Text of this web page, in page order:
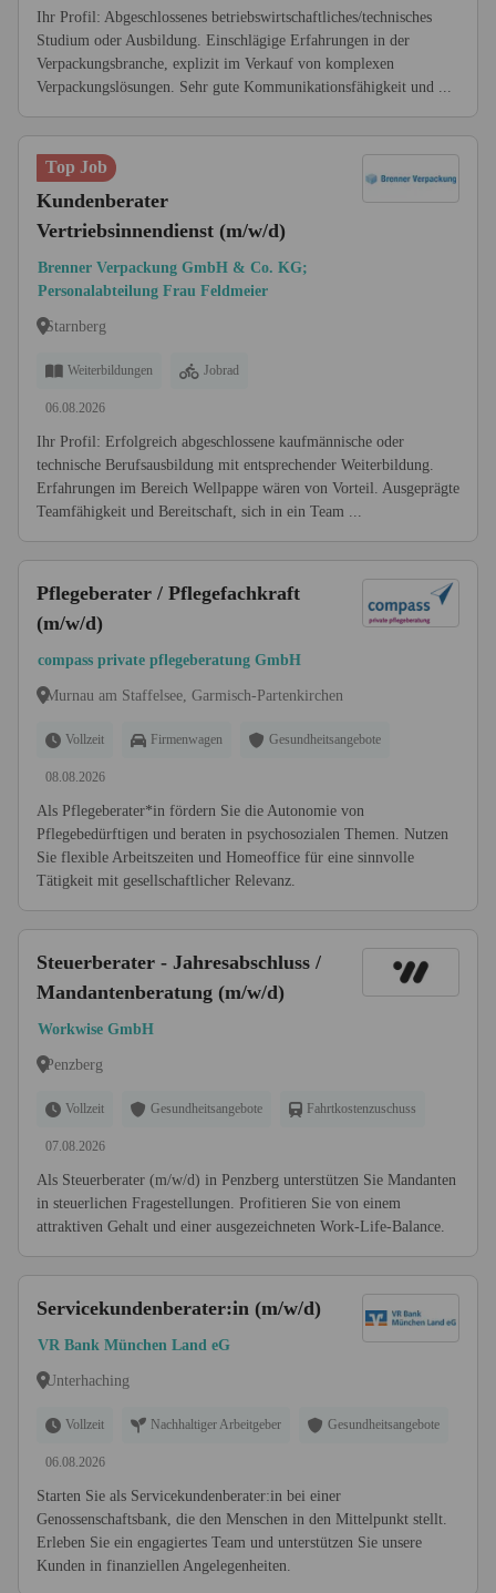
Ihr Profil: Abgeschlossenes betriebswirtschaftliches/technisches
Studium oder Ausbildung. Einschlägige Erfahrungen in der
Verpackungsbranche, explizit im Verkauf von komplexen
Verpackungslösungen. Sehr gute Kommunikationsfähigkeit und ...
Top Job
Kundenberater
Vertriebsinnendienst (m/w/d)
Brenner Verpackung GmbH & Co. KG;
Personalabteilung Frau Feldmeier
Starnberg
Weiterbildungen Jobrad
06.08.2026
Ihr Profil: Erfolgreich abgeschlossene kaufmännische oder
technische Berufsausbildung mit entsprechen­der Weiterbildung.
Erfahrungen im Bereich Wellpappe wären von Vorteil. Ausgeprägte
Teamfähigkeit und Bereitschaft, sich in ein Team ...
Pflegeberater / Pflegefachkraft
(m/w/d)
compass private pflegeberatung GmbH
Murnau am Staffelsee, Garmisch-Partenkirchen
Vollzeit Firmenwagen Gesundheitsangebote
08.08.2026
Als Pflegeberater*in fördern Sie die Autonomie von
Pflegebedürftigen und beraten in psychosozialen Themen. Nutzen
Sie flexible Arbeitszeiten und Homeoffice für eine sinnvolle
Tätigkeit mit gesellschaftlicher Relevanz.
Steuerberater - Jahresabschluss /
Mandantenberatung (m/w/d)
Workwise GmbH
Penzberg
Vollzeit Gesundheitsangebote Fahrtkostenzuschuss
07.08.2026
Als Steuerberater (m/w/d) in Penzberg unterstützen Sie Mandanten
in steuerlichen Fragestellungen. Profitieren Sie von einem
attraktiven Gehalt und einer ausgezeichneten Work-Life-Balance.
Servicekundenberater:in (m/w/d)
VR Bank München Land eG
Unterhaching
Vollzeit Nachhaltiger Arbeitgeber Gesundheitsangebote
06.08.2026
Starten Sie als Servicekundenberater:in bei einer
Genossenschaftsbank, die den Menschen in den Mittelpunkt stellt.
Erleben Sie ein engagiertes Team und unterstützen Sie unsere
Kunden in finanziellen Angelegenheiten.